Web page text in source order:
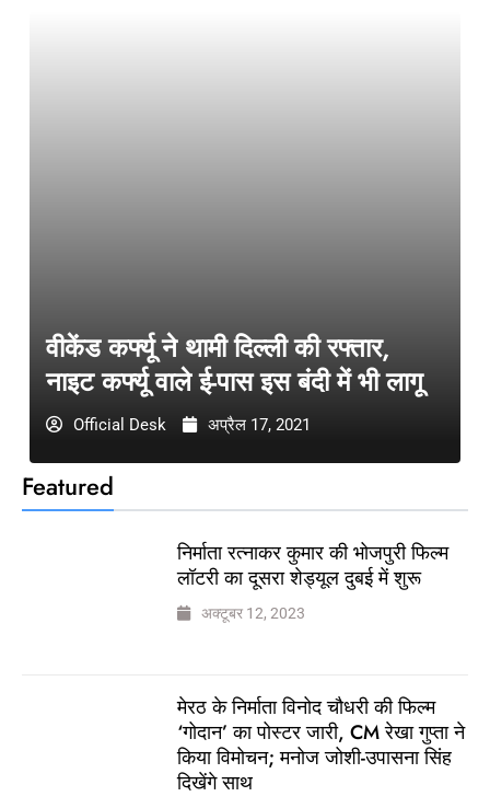
Featured
निर्माता रत्नाकर कुमार की भोजपुरी फिल्म
लॉटरी का दूसरा शेड्यूल दुबई में शुरू
अक्टूबर 12, 2023
मेरठ के निर्माता विनोद चौधरी की फिल्म
‘गोदान’ का पोस्टर जारी, CM रेखा गुप्ता ने
किया विमोचन; मनोज जोशी-उपासना सिंह
दिखेंगे साथ
वीकेंड कर्फ्यू ने थामी दिल्ली की रफ्तार,
नाइट कर्फ्यू वाले ई-पास इस बंदी में भी लागू
Official Desk अप्रैल 17, 2021